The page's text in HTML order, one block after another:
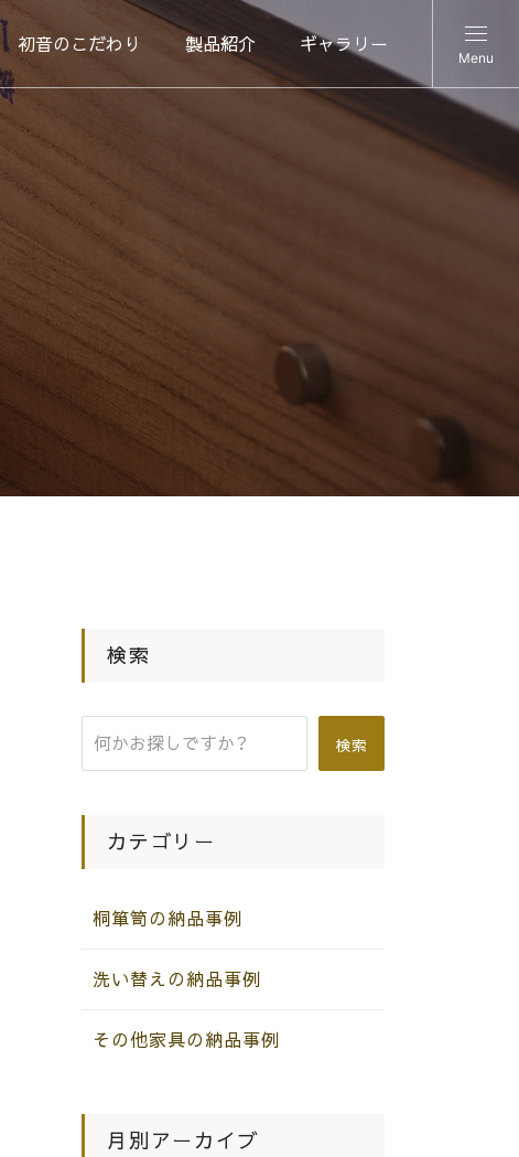
初音のこだわり 製品紹介 ギャラリー
Menu
検索
検索
カテゴリー
桐箪笥の納品事例
洗い替えの納品事例
その他家具の納品事例
月別アーカイブ